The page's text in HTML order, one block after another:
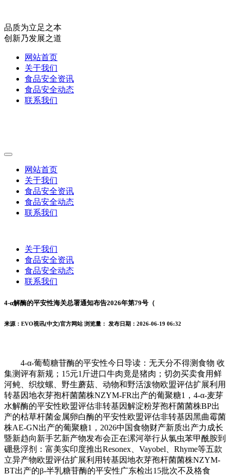
品质为立足之本
创新乃发展之道
网站首页
关于我们
食品安全资讯
食品安全动态
联系我们
网站首页
关于我们
食品安全资讯
食品安全动态
联系我们
关于我们
食品安全资讯
食品安全动态
联系我们
4-α解酶的平安性海关总署通知布告2026年第79号（
来源：EVO视讯(中文)官方网站 浏览量： 发布日期：2026-06-19 06:32
4-α-葡萄糖苷酶的平安性今日导读：无天分不得测食物 收
集测评有新规；15元1斤进口牛肉竟是猪肉；切勿买卖食用鲜
河鲀、织纹螺、野生蘑菇、动物和野活泼物欧盟评估扩展利用
转基因地衣芽孢杆菌菌株NZYM-FR出产的葡聚糖1，4-α-麦芽
水解酶的平安性欧盟评估非转基因解淀粉芽孢杆菌菌株BP出
产的枯草杆菌金属卵白酶的平安性欧盟评估非转基因黑曲霉菌
株AE-GN出产的葡聚糖1，2026中国食物财产新质出产力成长
暨新趋向新手艺新产物发布会正在漯河举行从氯虫苯甲酰胺到
硼悬浮剂：富美实印度推出Resonex、Vayobel、Rhyme等五款
立异产物欧盟评估扩展利用转基因地衣芽孢杆菌菌株NZYM-
BT出产的β-半乳糖苷酶的平安性广东检出15批次不及格食